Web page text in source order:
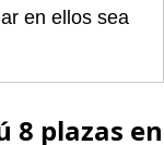
en ellos sea
8 plazas en